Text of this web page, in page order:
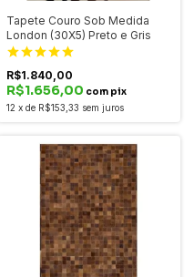
Tapete Couro Sob Medida
London (30X5) Preto e Gris
R$1.840,00
R$1.656,00 com pix
12 x de R$153,33 sem juros